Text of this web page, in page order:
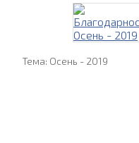
Тема: Осень - 2019